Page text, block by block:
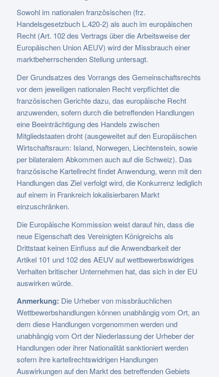
Sowohl im nationalen französischen (frz.
Handelsgesetzbuch L.420-2) als auch im europäischen
Recht (Art. 102 des Vertrags über die Arbeitsweise der
Europäischen Union AEUV) wird der Missbrauch einer
marktbeherrschenden Stellung untersagt.
Der Grundsatzes des Vorrangs des Gemeinschaftsrechts
vor dem jeweiligen nationalen Recht verpflichtet die
französischen Gerichte dazu, das europäische Recht
anzuwenden, sofern durch die betreffenden Handlungen
eine Beeinträchtigung des Handels zwischen
Mitgliedstaaten droht (ausgeweitet auf den Europäischen
Wirtschaftsraum: Island, Norwegen, Liechtenstein, sowie
per bilateralem Abkommen auch auf die Schweiz). Das
französische Kartellrecht findet Anwendung, wenn mit den
Handlungen das Ziel verfolgt wird, die Konkurrenz lediglich
auf einem in Frankreich lokalisierbaren Markt
einzuschränken.
Die Europäische Kommission weist darauf hin, dass die
neue Eigenschaft des Vereinigten Königreichs als
Drittstaat keinen Einfluss auf die Anwendbarkeit der
Artikel 101 und 102 des AEUV auf wettbewerbswidriges
Verhalten britischer Unternehmen hat, das sich in der EU
auswirken würde.
Anmerkung: Die Urheber von missbräuchlichen
Wettbewerbshandlungen können unabhängig vom Ort, an
dem diese Handlungen vorgenommen werden und
unabhängig vom Ort der Niederlassung der Urheber der
Handlungen oder ihrer Nationalität sanktioniert werden
sofern ihre kartellrechtswidrigen Handlungen
Auswirkungen auf den Markt des betreffenden Gebiets